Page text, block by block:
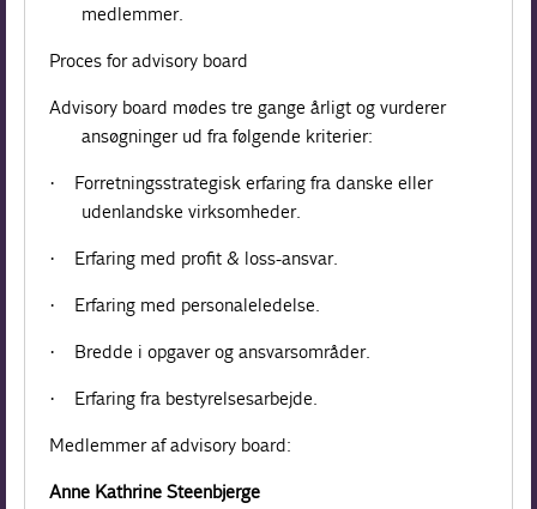
medlemmer.
Proces for advisory board
Advisory board mødes tre gange årligt og vurderer
ansøgninger ud fra følgende kriterier:
·
Forretningsstrategisk erfaring fra danske eller
udenlandske virksomheder.
· Erfaring med profit & loss-ansvar.
· Erfaring med personaleledelse.
· Bredde i opgaver og ansvarsområder.
· Erfaring fra bestyrelsesarbejde.
Medlemmer af advisory board:
Anne Kathrine Steenbjerge